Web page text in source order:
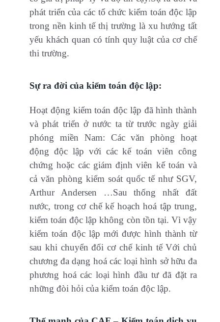
phát triển của các tổ chức kiểm toán độc lập
trong nền kinh tế thị trường là xu hướng tất
yếu khách quan có tính quy luật của cơ chế
thi trường.
Sự ra đời của kiểm toán độc lập:
Hoạt động kiểm toán độc lập đã hình thành
và phát triển ở nước ta từ trước ngày giải
phóng miền Nam: Các văn phòng hoạt
động độc lập với các kế toán viên công
chứng hoặc các giám định viên kế toán và
cả văn phòng kiểm soát quốc tế như SGV,
Arthur Andersen …Sau thống nhất đất
nước, trong cơ chế kế hoạch hoá tập trung,
kiểm toán độc lập không còn tồn tại. Vì vậy
kiểm toán độc lập mới được hình thành từ
sau khi chuyển đổi cơ chế kinh tế Với chủ
chương đa dạng hoá các loại hình sở hữu đa
phương hoá các loại hình đầu tư đã đặt ra
những đòi hỏi của kiểm toán độc lập.